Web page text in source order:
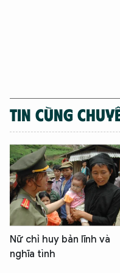
TIN CÙNG
Nữ chỉ huy bản lĩnh và
nghĩa tình
TÔI LÀ
Hãy hỏi tôi bất
An Ninh Thủ